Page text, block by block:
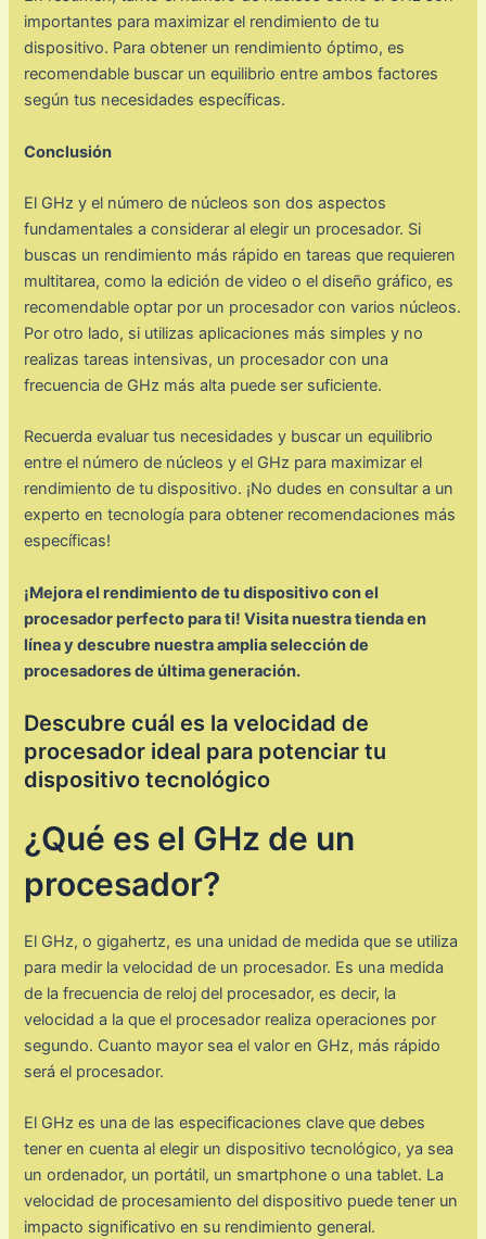
importantes para maximizar el rendimiento de tu
dispositivo. Para obtener un rendimiento óptimo, es
recomendable buscar un equilibrio entre ambos factores
según tus necesidades específicas.
Conclusión
El GHz y el número de núcleos son dos aspectos
fundamentales a considerar al elegir un procesador. Si
buscas un rendimiento más rápido en tareas que requieren
multitarea, como la edición de video o el diseño gráfico, es
recomendable optar por un procesador con varios núcleos.
Por otro lado, si utilizas aplicaciones más simples y no
realizas tareas intensivas, un procesador con una
frecuencia de GHz más alta puede ser suficiente.
Recuerda evaluar tus necesidades y buscar un equilibrio
entre el número de núcleos y el GHz para maximizar el
rendimiento de tu dispositivo. ¡No dudes en consultar a un
experto en tecnología para obtener recomendaciones más
específicas!
¡Mejora el rendimiento de tu dispositivo con el
procesador perfecto para ti! Visita nuestra tienda en
línea y descubre nuestra amplia selección de
procesadores de última generación.
Descubre cuál es la velocidad de
procesador ideal para potenciar tu
dispositivo tecnológico
¿Qué es el GHz de un
procesador?
El GHz, o gigahertz, es una unidad de medida que se utiliza
para medir la velocidad de un procesador. Es una medida
de la frecuencia de reloj del procesador, es decir, la
velocidad a la que el procesador realiza operaciones por
segundo. Cuanto mayor sea el valor en GHz, más rápido
será el procesador.
El GHz es una de las especificaciones clave que debes
tener en cuenta al elegir un dispositivo tecnológico, ya sea
un ordenador, un portátil, un smartphone o una tablet. La
velocidad de procesamiento del dispositivo puede tener un
impacto significativo en su rendimiento general.